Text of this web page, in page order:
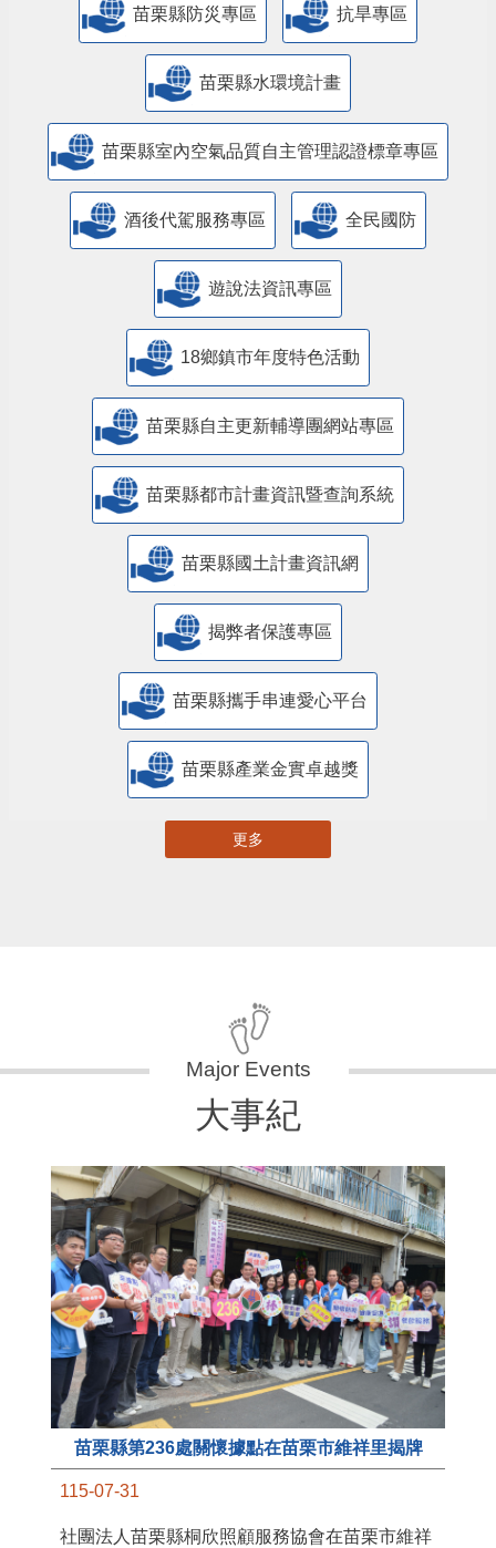
苗栗縣防災專區 抗旱專區
苗栗縣水環境計畫
苗栗縣室內空氣品質自主管理認證標章專區
酒後代駕服務專區 全民國防
遊說法資訊專區
18鄉鎮市年度特色活動
苗栗縣自主更新輔導團網站專區
苗栗縣都市計畫資訊暨查詢系統
苗栗縣國土計畫資訊網
揭弊者保護專區
苗栗縣攜手串連愛心平台
苗栗縣產業金實卓越獎
更多
大事紀
苗栗縣第236處關懷據點在苗栗市維祥里揭牌
115-07-31
社團法人苗栗縣桐欣照顧服務協會在苗栗市維祥